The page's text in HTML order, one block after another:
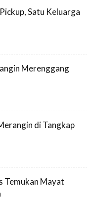
Satu Keluarga
Merenggang
di Tangkap
Temukan Mayat